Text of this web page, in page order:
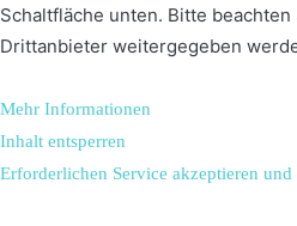
Schaltfläche unten. Bitte beachten
Drittanbieter weitergegeben
Mehr Informationen
Inhalt entsperren
Erforderlichen Service akzeptieren und